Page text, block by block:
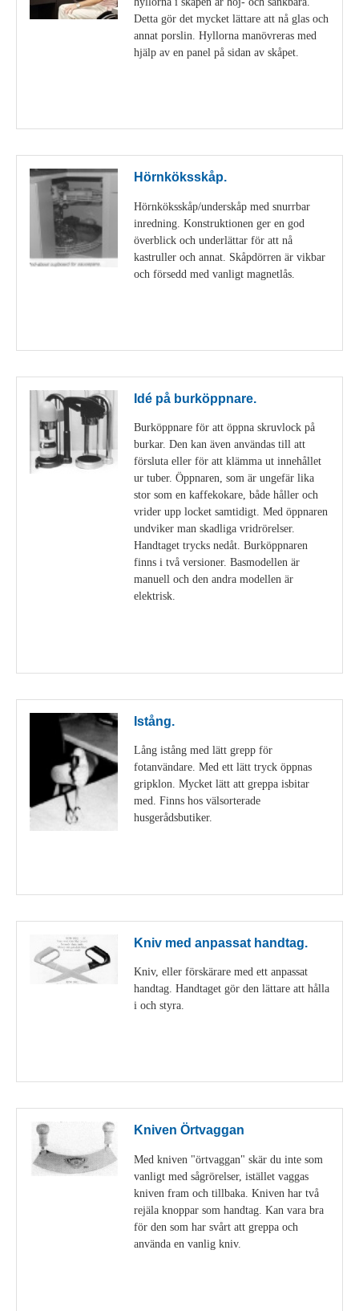
Detta gör det mycket lättare att nå glas och
annat porslin. Hyllorna manövreras med
hjälp av en panel på sidan av skåpet.
Hörnköksskåp.
Hörnköksskåp/underskåp med snurrbar
inredning. Konstruktionen ger en god
överblick och underlättar för att nå
kastruller och annat. Skåpdörren är vikbar
och försedd med vanligt magnetlås.
Idé på burköppnare.
Burköppnare för att öppna skruvlock på
burkar. Den kan även användas till att
försluta eller för att klämma ut innehållet
ur tuber. Öppnaren, som är ungefär lika
stor som en kaffekokare, både håller och
vrider upp locket samtidigt. Med öppnaren
undviker man skadliga vridrörelser.
Handtaget trycks nedåt. Burköppnaren
finns i två versioner. Basmodellen är
manuell och den andra modellen är
elektrisk.
Istång.
Lång istång med lätt grepp för
fotanvändare. Med ett lätt tryck öppnas
gripklon. Mycket lätt att greppa isbitar
med. Finns hos välsorterade
husgerådsbutiker.
Kniv med anpassat handtag.
Kniv, eller förskärare med ett anpassat
handtag. Handtaget gör den lättare att hålla
i och styra.
Kniven Örtvaggan
Med kniven "örtvaggan" skär du inte som
vanligt med sågrörelser, istället vaggas
kniven fram och tillbaka. Kniven har två
rejäla knoppar som handtag. Kan vara bra
för den som har svårt att greppa och
använda en vanlig kniv.